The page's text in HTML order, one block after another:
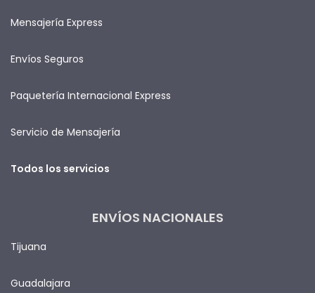
Mensajería Express
Envíos Seguros
Paquetería Internacional Express
Servicio de Mensajería
Todos los servicios
ENVÍOS NACIONALES
Tijuana
Guadalajara